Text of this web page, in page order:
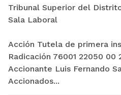
Tribunal Superior del
Sala Laboral
Acción Tutela de primera
Radicación 76001 22050 00
Accionante Luis Fernando
Accionados...